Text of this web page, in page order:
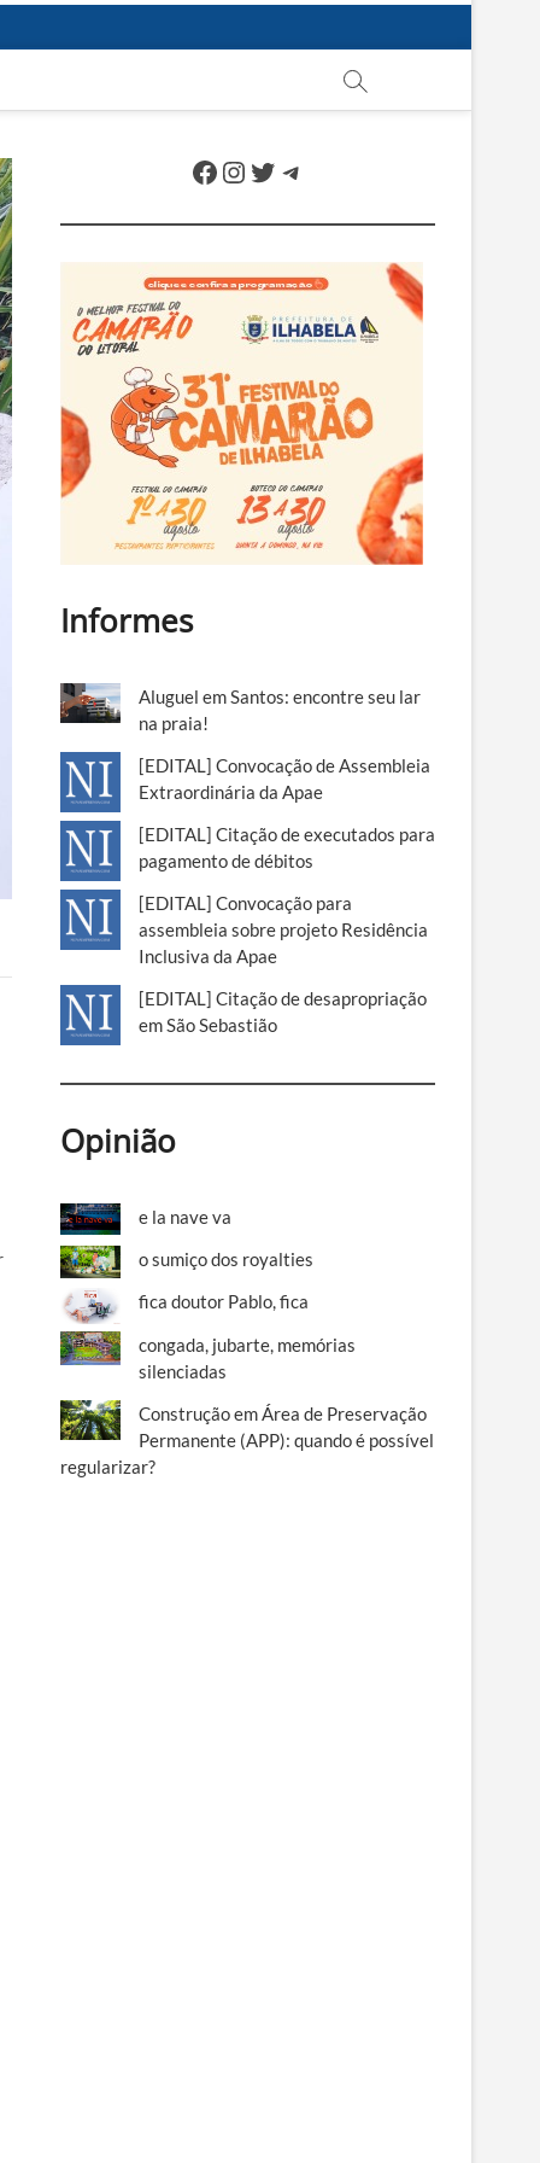
Facebook
Instagram
Twitter
Telegram
Informes
Aluguel em Santos: encontre seu lar
na praia!
[EDITAL] Convocação de Assembleia
Extraordinária da Apae
[EDITAL] Citação de executados para
pagamento de débitos
[EDITAL] Convocação para
assembleia sobre projeto Residência
Inclusiva da Apae
[EDITAL] Citação de desapropriação
em São Sebastião
Opinião
e la nave va
o sumiço dos royalties
fica doutor Pablo, fica
congada, jubarte, memórias
silenciadas
Construção em Área de Preservação
Permanente (APP): quando é possível
regularizar?